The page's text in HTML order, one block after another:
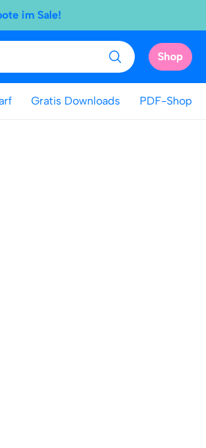
im Sale!
Shop
Gratis Downloads PDF-Shop